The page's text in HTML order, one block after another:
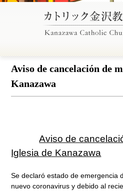
Aviso de cancelación de
Kanazawa
Aviso de
Iglesia de Kanazawa
Se declaró estado de emergencia
nuevo coronavirus y debido al